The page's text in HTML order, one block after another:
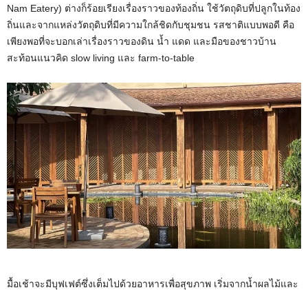
Nam Eatery) ต่างก็ร้อยเรียงเรื่องราวของท้องถิ่น ใช้วัตถุดิบที่ปลูกในท้อง
ถิ่นและจากแหล่งวัตถุดิบที่มีความใกล้ชิดกับชุมชน รสชาติแบบพอดี คือ
เพียงพอที่จะบอกเล่าเรื่องราวของดิน น้ำ แดด และมือของชาวบ้าน
สะท้อนแนวคิด slow living และ farm-to-table
มื้อเช้าจะมีบุฟเฟต์ซึ่งเต็มไปด้วยอาหารเพื่อสุขภาพ เริ่มจากน้ำผลไม้และ